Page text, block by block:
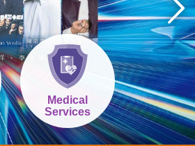
Medical
Services